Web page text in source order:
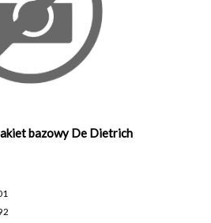
bazowy De Dietrich